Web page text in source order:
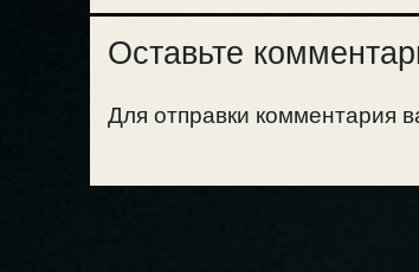
Оставьте
Для отправки комментария